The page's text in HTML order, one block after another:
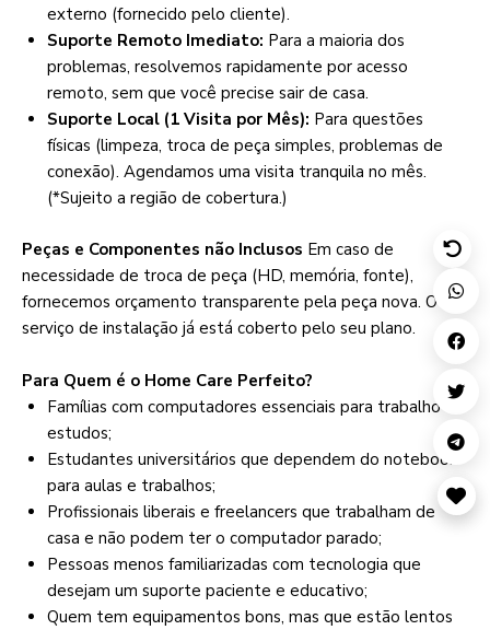
externo (fornecido pelo cliente).
Suporte Remoto Imediato: Para a maioria dos
problemas, resolvemos rapidamente por acesso
remoto, sem que você precise sair de casa.
Suporte Local (1 Visita por Mês): Para questões
físicas (limpeza, troca de peça simples, problemas de
conexão). Agendamos uma visita tranquila no mês.
(*Sujeito a região de cobertura.)
Peças e Componentes não Inclusos Em caso de
necessidade de troca de peça (HD, memória, fonte),
fornecemos orçamento transparente pela peça nova. O
serviço de instalação já está coberto pelo seu plano.
Para Quem é o Home Care Perfeito?
Famílias com computadores essenciais para trabalho e
estudos;
Estudantes universitários que dependem do notebook
para aulas e trabalhos;
Profissionais liberais e freelancers que trabalham de
casa e não podem ter o computador parado;
Pessoas menos familiarizadas com tecnologia que
desejam um suporte paciente e educativo;
Quem tem equipamentos bons, mas que estão lentos